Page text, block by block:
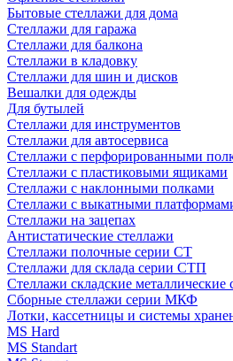
Бытовые стеллажи для дома
Стеллажи для гаража
Стеллажи для балкона
Стеллажи в кладовку
Стеллажи для шин и дисков
Вешалки для одежды
Для бутылей
Стеллажи для инструментов
Стеллажи для автосервиса
Стеллажи с перфорированными
Стеллажи с пластиковыми ящиками
Стеллажи с наклонными полками
Стеллажи с выкатными
Стеллажи на зацепах
Антистатические стеллажи
Стеллажи полочные серии СТ
Стеллажи для склада серии СТП
Стеллажи складские
Сборные стеллажи серии МКФ
Лотки, кассетницы и системы
MS Hard
MS Standart